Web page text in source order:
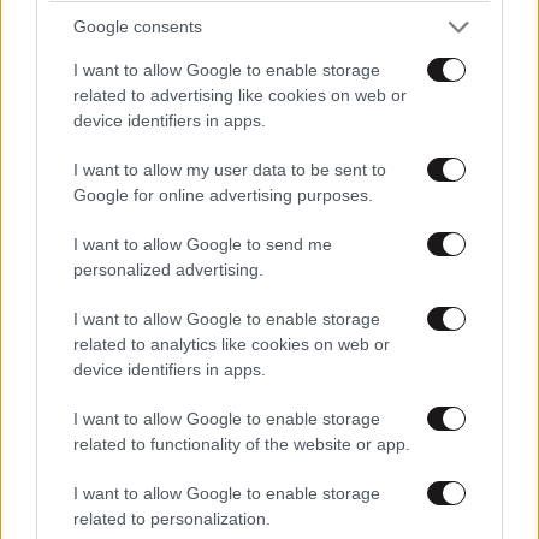
Google consents
I want to allow Google to enable storage
related to advertising like cookies on web or
device identifiers in apps.
I want to allow my user data to be sent to
Google for online advertising purposes.
I want to allow Google to send me
personalized advertising.
I want to allow Google to enable storage
related to analytics like cookies on web or
device identifiers in apps.
I want to allow Google to enable storage
related to functionality of the website or app.
I want to allow Google to enable storage
related to personalization.
ΠΡΟΣΘΕΣΤΕ ΤΟ ΣΧΟΛΙΟ ΣΑΣ
Διαβάστε και ακολουθήστε τους κανόνες σχολιασμού